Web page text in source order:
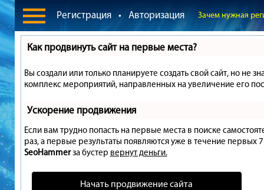
Регистрация • Авторизация Зачем нужная
Как продвинуть сайт на первые места?
Вы создали или только планируете создать свой сайт, но не
комплекс мероприятий, направленных на увеличение его
Ускорение продвижения
Если вам трудно попасть на первые места в поиске
раз, а первые результаты появляются уже в течение первых
SeoHammerза бустер вернут деньги.
Начать продвижение сайта